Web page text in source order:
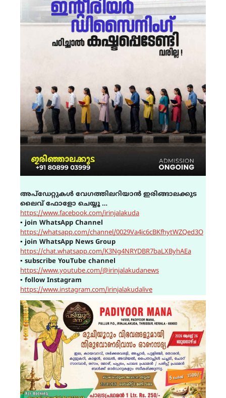
അപ്ഡേറ്റുകൾ വേഗത്തിലറിയാൻ ഇരിങ്ങാലക്കുട
ലൈവ് ഫോളോ ചെയ്യൂ …
https://www.facebook.com/irinjalakuda
▪ join WhatsApp Channel
https://whatsapp.com/channel/0029Va4ic6cBKfhytWZQed3O
▪ join WhatsApp News Group
https://chat.whatsapp.com/K3Ng4NRYDBR7baLXByhAEa
▪ subscribe YouTube channel
https://www.youtube.com/@irinjalakudanews
▪ follow Instagram
https://www.instagram.com/irinjalakudalive